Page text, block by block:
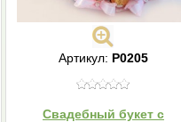
Артикул: Р0205
Свадебный букет с